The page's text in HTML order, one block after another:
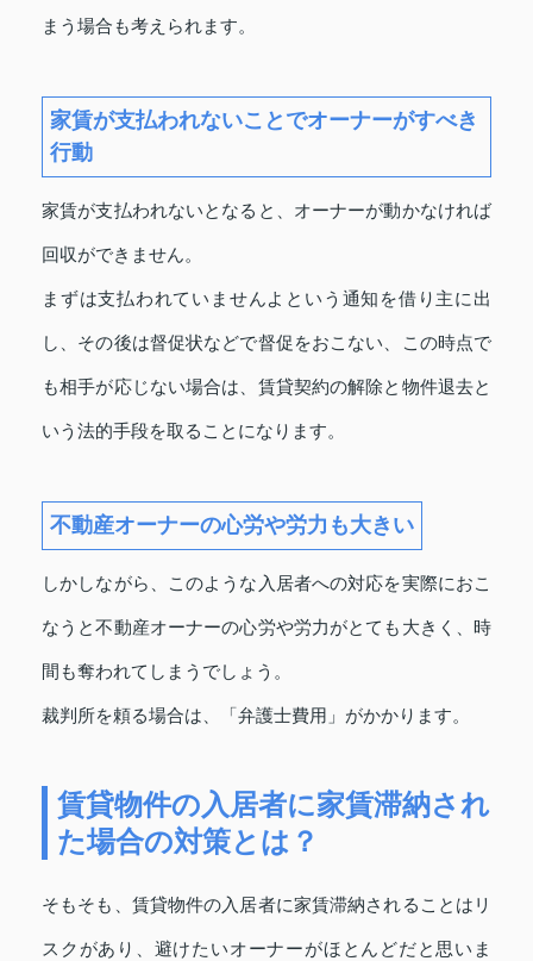
まう場合も考えられます。
家賃が支払われないことでオーナーがすべき
行動
家賃が支払われないとなると、オーナーが動かなければ
回収ができません。
まずは支払われていませんよという通知を借り主に出
し、その後は督促状などで督促をおこない、この時点で
も相手が応じない場合は、賃貸契約の解除と物件退去と
いう法的手段を取ることになります。
不動産オーナーの心労や労力も大きい
しかしながら、このような入居者への対応を実際におこ
なうと不動産オーナーの心労や労力がとても大きく、時
間も奪われてしまうでしょう。
裁判所を頼る場合は、「弁護士費用」がかかります。
賃貸物件の入居者に家賃滞納され
た場合の対策とは？
そもそも、賃貸物件の入居者に家賃滞納されることはリ
スクがあり、避けたいオーナーがほとんどだと思いま